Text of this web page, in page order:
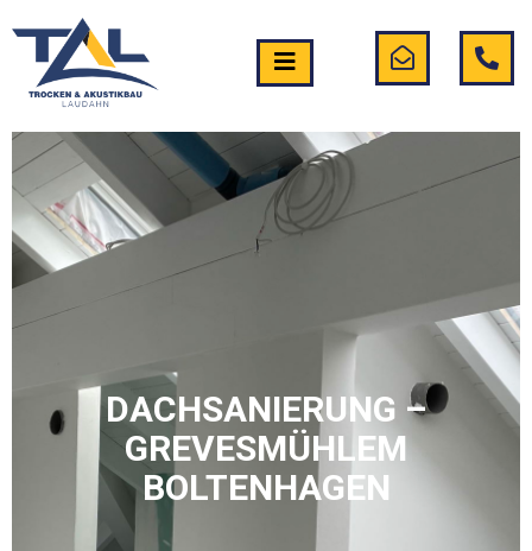
DACHSANIERUNG –
GREVESMÜHLEM
BOLTENHAGEN